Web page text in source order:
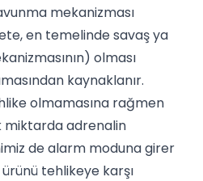
mekanizması
en temelinde savaş ya
olması
kaynaklanır.
olmamasına rağmen
miktarda adrenalin
de alarm moduna girer
tehlikeye karşı